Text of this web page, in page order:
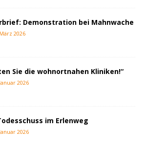
Demonstration bei Mahnwache
2026
Sie die wohnortnahen Kliniken!“
2026
im Erlenweg
2026